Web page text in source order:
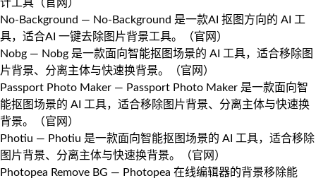
计工具（ 官网 ）
No-Background — No-Background 是一款AI 抠图方向的 AI 工
具，适合AI 一键去除图片背景工具。（官网 ）
Nobg — Nobg 是一款面向智能抠图场景的 AI 工具，适合移除图
片背景、分离主体与快速换背景。（官网 ）
Passport Photo Maker — Passport Photo Maker 是一款面向智
能抠图场景的 AI 工具，适合移除图片背景、分离主体与快速换
背景。（官网 ）
Photiu — Photiu 是一款面向智能抠图场景的 AI 工具，适合移除
图片背景、分离主体与快速换背景。（官网 ）
Photopea Remove BG — Photopea 在线编辑器的背景移除能